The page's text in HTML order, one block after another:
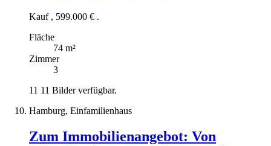
Kauf , 599.000 € .
Fläche
74 m²
Zimmer
3
11 11 Bilder verfügbar.
Hamburg, Einfamilienhaus
Zum Immobilienangebot: Von